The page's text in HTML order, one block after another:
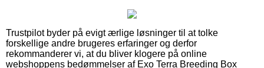
Trustpilot byder på evigt ærlige løsninger til at tolke
forskellige andre brugeres erfaringer og derfor
rekommanderer vi, at du bliver klogere på online
webshoppens bedømmelser af Exo Terra Breeding Box